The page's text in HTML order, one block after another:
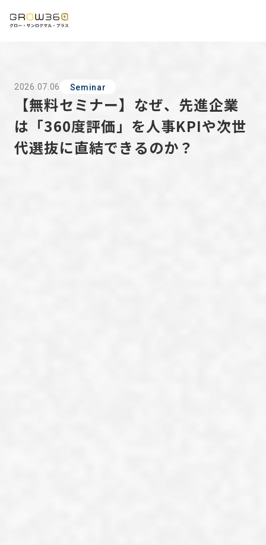
2026.07.06 Seminar
【無料セミナー】なぜ、先進企業
は「360度評価」を人事KPIや次世
代選抜に直結できるのか？